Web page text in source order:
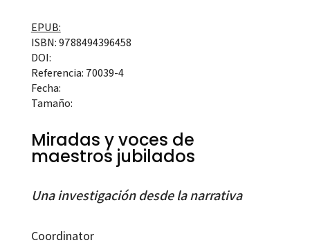
EPUB:
ISBN: 9788494396458
DOI:
Referencia: 70039-4
Fecha:
Tamaño:
Miradas y voces de
maestros jubilados
Una investigación desde la narrativa
Coordinator